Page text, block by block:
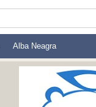
Alba Neagra